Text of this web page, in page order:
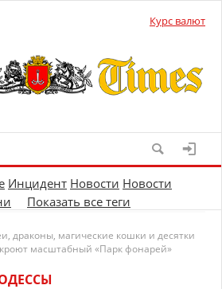
Курс валют
Инцидент Новости Новости
Показать все теги
драконы, магические кошки и десятки
масштабный «Парк фонарей»